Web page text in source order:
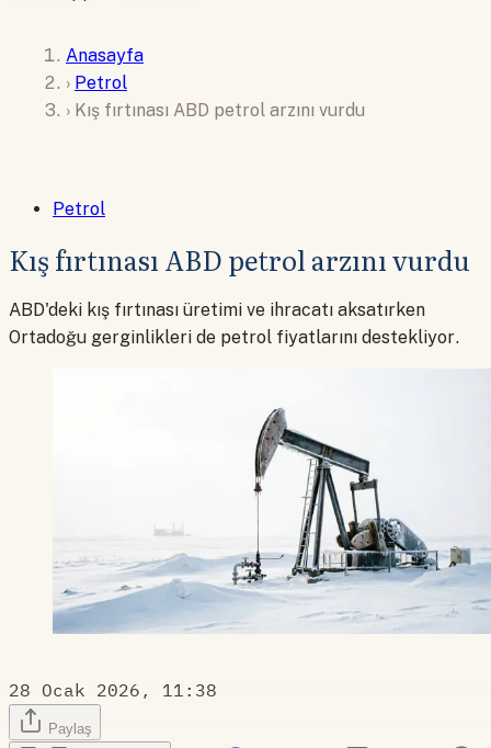
Anasayfa
› Petrol
› Kış fırtınası ABD petrol arzını vurdu
Petrol
Kış fırtınası ABD petrol arzını vurdu
ABD'deki kış fırtınası üretimi ve ihracatı aksatırken
Ortadoğu gerginlikleri de petrol fiyatlarını destekliyor.
28 Ocak 2026, 11:38
Paylaş